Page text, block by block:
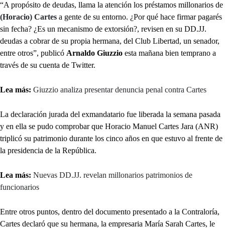
“A propósito de deudas, llama la atención los préstamos millonarios de
(Horacio) Cartes a gente de su entorno. ¿Por qué hace firmar pagarés
sin fecha? ¿Es un mecanismo de extorsión?, revisen en su DD.JJ.
deudas a cobrar de su propia hermana, del Club Libertad, un senador,
entre otros”, publicó Arnaldo Giuzzio esta mañana bien temprano a
través de su cuenta de Twitter.
Lea más: Giuzzio analiza presentar denuncia penal contra Cartes
La declaración jurada del exmandatario fue liberada la semana pasada
y en ella se pudo comprobar que Horacio Manuel Cartes Jara (ANR)
triplicó su patrimonio durante los cinco años en que estuvo al frente de
la presidencia de la República.
Lea más: Nuevas DD.JJ. revelan millonarios patrimonios de
funcionarios
Entre otros puntos, dentro del documento presentado a la Contraloría,
Cartes declaró que su hermana, la empresaria María Sarah Cartes, le